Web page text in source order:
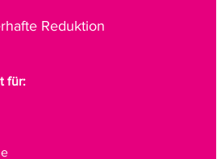
Reduktion
für:​